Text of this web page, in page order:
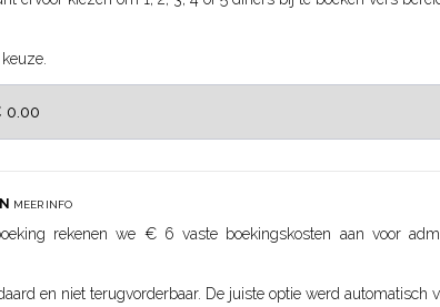
MEER INFO
rekenen we € 6 vaste boekingskosten aan voor
en niet terugvorderbaar. De juiste optie werd automatisch